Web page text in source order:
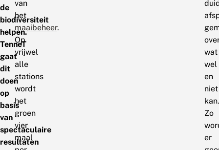
de
biodiversiteit
helpen.
TenneT
gaat
dit
doen
op
basis
van
spectaculaire
resultaten
van
het
maaibeheer.
Op
vrijwel
alle
stations
wordt
het
groen
vier
maal
wat
wel
en
niet
kan.
Zo
er